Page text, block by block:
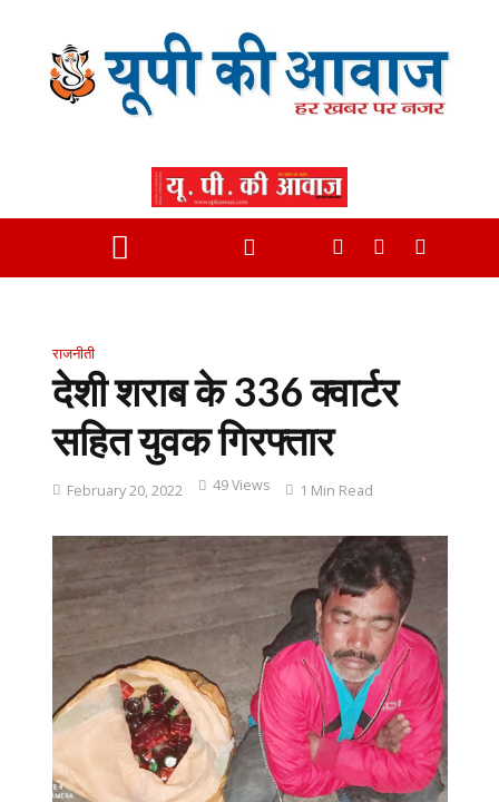
राजनीती
देशी शराब के 336 क्वार्टर
सहित युवक गिरफ्तार
February 20, 2022 49 Views 1 Min Read